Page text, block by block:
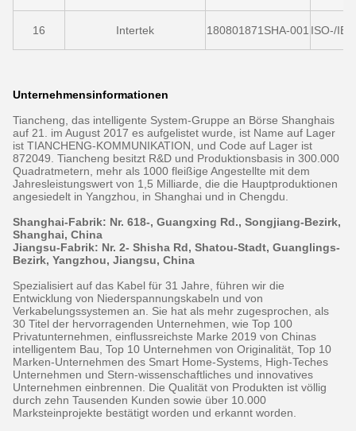
16 Intertek 180801871SHA-001 ISO-/
Unternehmensinformationen
Tiancheng, das intelligente System-Gruppe an Börse Shanghais
auf 21. im August 2017 es aufgelistet wurde, ist Name auf Lager
ist TIANCHENG-KOMMUNIKATION, und Code auf Lager ist
872049. Tiancheng besitzt R&D und Produktionsbasis in 300.000
Quadratmetern, mehr als 1000 fleißige Angestellte mit dem
Jahresleistungswert von 1,5 Milliarde, die die Hauptproduktionen
angesiedelt in Yangzhou, in Shanghai und in Chengdu.
Shanghai-Fabrik: Nr. 618-, Guangxing Rd., Songjiang-Bezirk,
Shanghai, China
Jiangsu-Fabrik: Nr. 2- Shisha Rd, Shatou-Stadt, Guanglings-
Bezirk, Yangzhou, Jiangsu, China
Spezialisiert auf das Kabel für 31 Jahre, führen wir die
Entwicklung von Niederspannungskabeln und von
Verkabelungssystemen an. Sie hat als mehr zugesprochen, als
30 Titel der hervorragenden Unternehmen, wie Top 100
Privatunternehmen, einflussreichste Marke 2019 von Chinas
intelligentem Bau, Top 10 Unternehmen von Originalität, Top 10
Marken-Unternehmen des Smart Home-Systems, High-Teches
Unternehmen und Stern-wissenschaftliches und innovatives
Unternehmen einbrennen. Die Qualität von Produkten ist völlig
durch zehn Tausenden Kunden sowie über 10.000
Marksteinprojekte bestätigt worden und erkannt worden.